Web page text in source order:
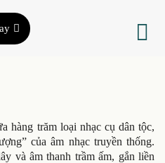
hàng trăm loại nhạc cụ dân tộc,
của âm nhạc truyền thống.
và âm thanh trầm ấm, gắn liền